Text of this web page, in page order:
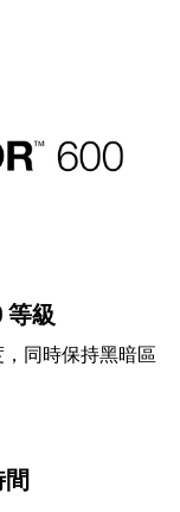
等級
同時保持黑暗區